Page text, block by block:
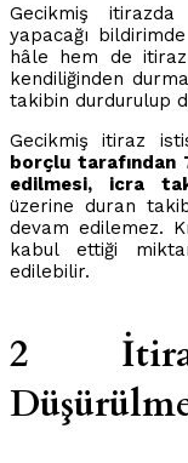
Gecikmiş
yapacağı
hâle hem de
kendiliğinden
takibin durdurulup
Gecikmiş itiraz
borçlu tarafından
edilmesi, icra
üzerine duran
devam edilemez.
kabul ettiği
edilebilir.
2